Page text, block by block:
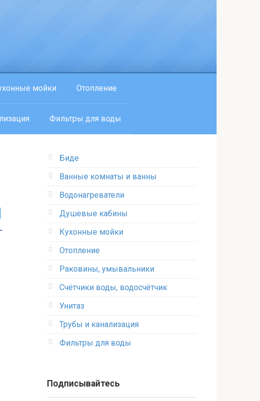
мойки Отопление
Фильтры для воды
Биде
Ванные комнаты и ванны
Водонагреватели
Душевые кабины
Кухонные мойки
Отопление
Раковины, умывальники
Счётчики воды, водосчётчик
Унитаз
Трубы и канализация
Фильтры для воды
Подписывайтесь